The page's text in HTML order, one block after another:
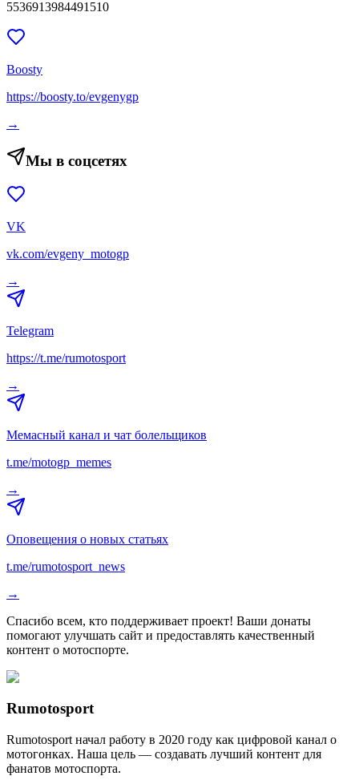
5536913984491510
Boosty
https://boosty.to/evgenygp
→
Мы в соцсетях
VK
vk.com/evgeny_motogp
→
Telegram
https://t.me/rumotosport
→
Мемасный канал и чат болельщиков
t.me/motogp_memes
→
Оповещения о новых статьях
t.me/rumotosport_news
→
Спасибо всем, кто поддерживает проект! Ваши донаты
помогают улучшать сайт и предоставлять качественный
контент о мотоспорте.
Rumotosport
Rumotosport начал работу в 2020 году как цифровой канал о
мотогонках. Наша цель — создавать лучший контент для
фанатов мотоспорта.